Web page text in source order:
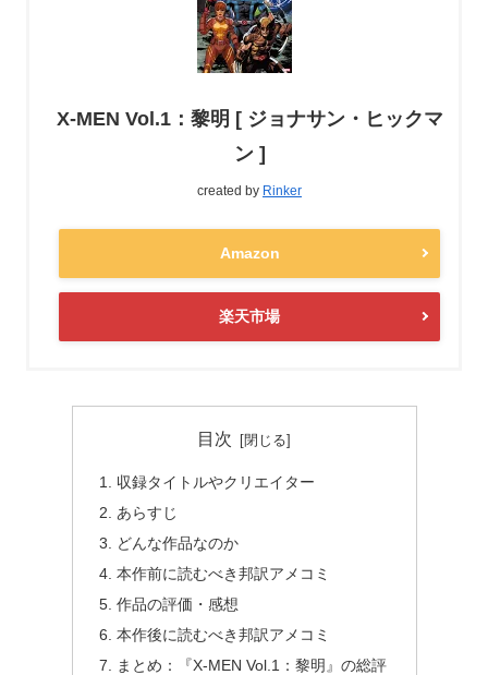
X-MEN Vol.1：黎明 [ ジョナサン・ヒックマ
ン ]
created by Rinker
Amazon
楽天市場
目次
収録タイトルやクリエイター
あらすじ
どんな作品なのか
本作前に読むべき邦訳アメコミ
作品の評価・感想
本作後に読むべき邦訳アメコミ
まとめ：『X-MEN Vol.1：黎明』の総評